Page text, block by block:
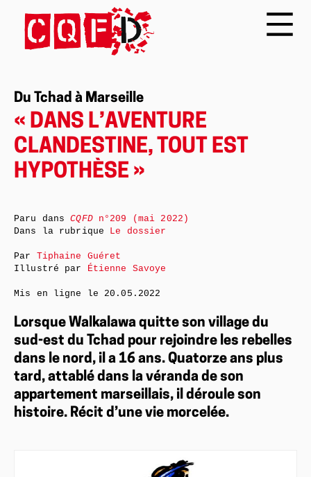
Du Tchad à Marseille
« DANS L’AVENTURE
CLANDESTINE, TOUT EST
HYPOTHÈSE »
Lorsque Walkalawa quitte son village du
sud-est du Tchad pour rejoindre les rebelles
dans le nord, il a 16 ans. Quatorze ans plus
tard, attablé dans la véranda de son
appartement marseillais, il déroule son
histoire. Récit d’une vie morcelée.
Paru dansCQFDn°209 (mai 2022)
Dans la rubrique Le dossier
Par Tiphaine Guéret
Illustré par Étienne Savoye
Mis en ligne le 20.05.2022